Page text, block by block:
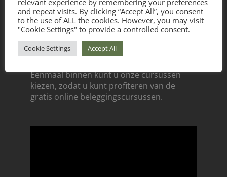
weken voor aanvang van uw cursus
worden ingediend. Wij betalen uw
onderwijsaanbieder (Academy for
Investors) zodra uw aanvraag is
goedgekeurd.
Eenmaal binnen kunt u onze cursussen
kiezen, zodat u kunt profiteren van de
gratis online beleggingscursussen.
and repeat visits. By clicking “Accept All”, you consent
to the use of ALL the cookies. However, you may visit
"Cookie Settings" to provide a controlled consent.
Cookie Settings Accept All